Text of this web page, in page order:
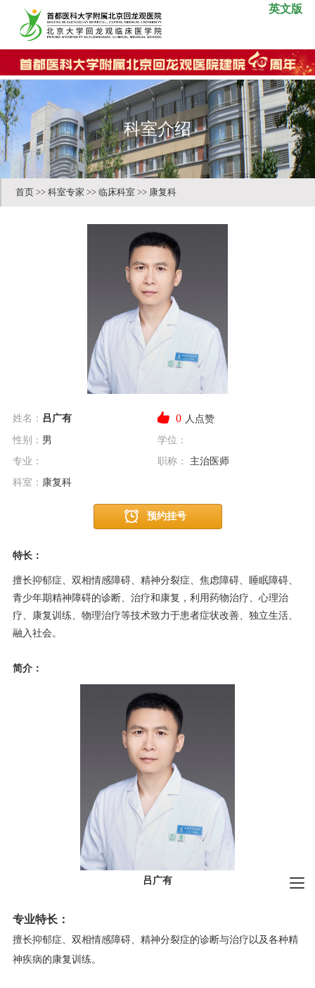
英文版
科室介绍
姓名： 吕广有 0 人点赞
性别： 男
学位：
专业：
职称：
主治医师
科室： 康复科
预约挂号
首页 >> 科室专家 >> 临床科室 >> 康复科
特长：
擅长抑郁症、双相情感障碍、精神分裂症、焦虑障碍、睡眠障碍、
青少年期精神障碍的诊断、治疗和康复，利用药物治疗、心理治
疗、康复训练、物理治疗等技术致力于患者症状改善、独立生活、
融入社会。
简介：
吕广有
专业特长：
擅长抑郁症、双相情感障碍、精神分裂症的诊断与治疗以及各种精
神疾病的康复训练。